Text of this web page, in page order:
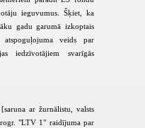
ieguvumus. Šķiet, ka
gadu garumā izkoptais
veids par
iedzīvotājiem svarīgās
ar žurnālistu, valsts
"LTV 1" raidījuma par